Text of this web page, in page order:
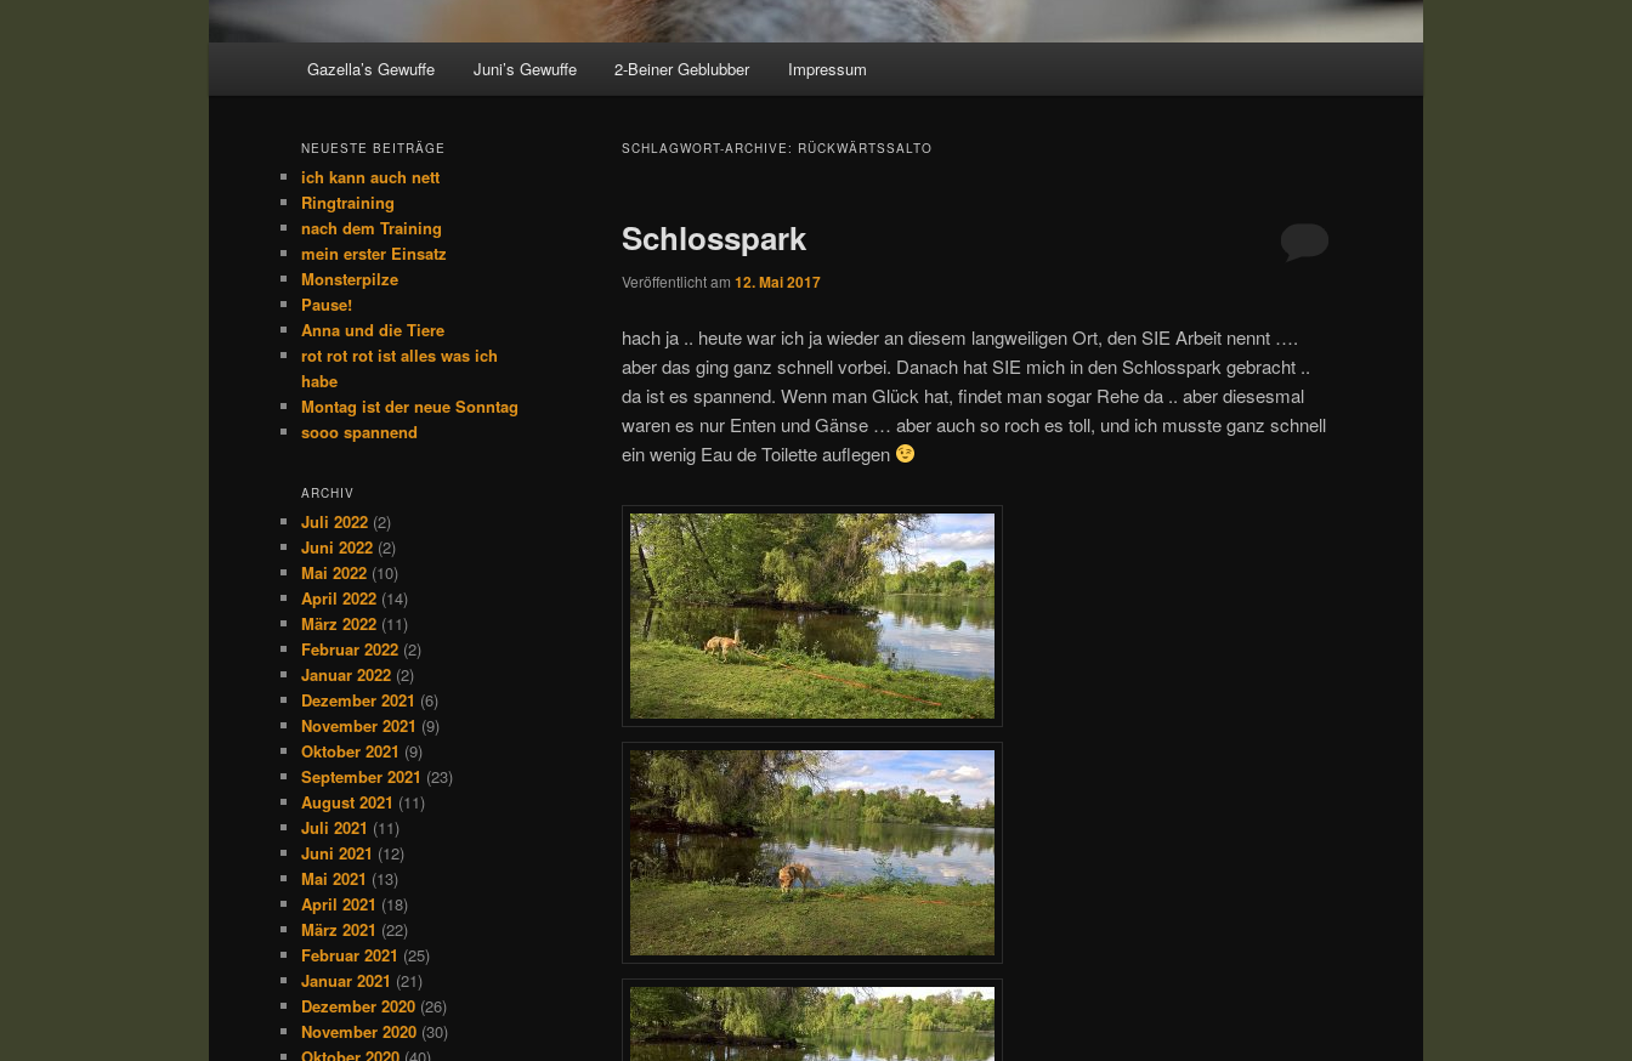
Gazella’s Gewuffe Juni’s Gewuffe 2-Beiner Geblubber Impressum
SCHLAGWORT-ARCHIVE: RÜCKWÄRTSSALTO
Schlosspark
Veröffentlicht am 12. Mai 2017
hach ja .. heute war ich ja wieder an diesem langweiligen Ort, den SIE Arbeit nennt ….
aber das ging ganz schnell vorbei. Danach hat SIE mich in den Schlosspark gebracht ..
da ist es spannend. Wenn man Glück hat, findet man sogar Rehe da .. aber diesesmal
waren es nur Enten und Gänse … aber auch so roch es toll, und ich musste ganz schnell
ein wenig Eau de Toilette auflegen
NEUESTE BEITRÄGE
ich kann auch nett
Ringtraining
nach dem Training
mein erster Einsatz
Monsterpilze
Pause!
Anna und die Tiere
rot rot rot ist alles was ich
habe
Montag ist der neue Sonntag
sooo spannend
ARCHIV
Juli 2022 (2)
Juni 2022 (2)
Mai 2022 (10)
April 2022 (14)
März 2022 (11)
Februar 2022 (2)
Januar 2022 (2)
Dezember 2021 (6)
November 2021 (9)
Oktober 2021 (9)
September 2021 (23)
August 2021 (11)
Juli 2021 (11)
Juni 2021 (12)
Mai 2021 (13)
April 2021 (18)
März 2021 (22)
Februar 2021 (25)
Januar 2021 (21)
Dezember 2020 (26)
November 2020 (30)